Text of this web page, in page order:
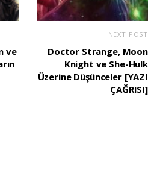
ve
NEXT POST
Doctor Strange, Moon
Knight ve She-Hulk
Üzerine Düşünceler [YAZI
ÇAĞRISI]